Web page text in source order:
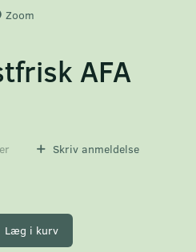
Zoom
AFA
Skriv anmeldelse
Læg i kurv